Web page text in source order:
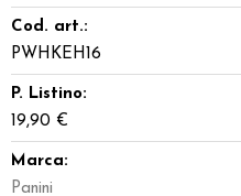
Cod. art.:
PWHKEH16
P. Listino:
19,90 €
Marca:
Panini